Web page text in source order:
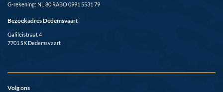
G-rekening: NL 80 RABO 0991 5531 79
Bezoekadres Dedemsvaart
Galileistraat 4
7701 SK Dedemsvaart
Volg ons